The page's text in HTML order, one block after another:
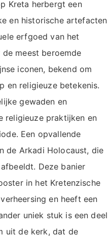
Kreta herbergt een
en historische artefacten
erfgoed van het
meest beroemde
iconen, bekend om
en religieuze betekenis.
gewaden en
religieuze praktijken en
Een opvallende
de Arkadi Holocaust, die
Deze banier
in het Kretenzische
en heeft een
uniek stuk is een deel
uit de kerk, dat de